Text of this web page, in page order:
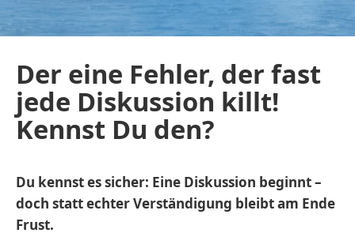
Der eine Fehler, der fast
jede Diskussion killt!
Kennst Du den?
Du kennst es sicher: Eine Diskussion beginnt –
doch statt echter Verständigung bleibt am Ende
Frust.